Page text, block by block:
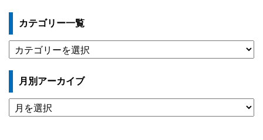
カテゴリー一覧
テ
ゴ
ー
一
覧
月別アーカイブ
月
別